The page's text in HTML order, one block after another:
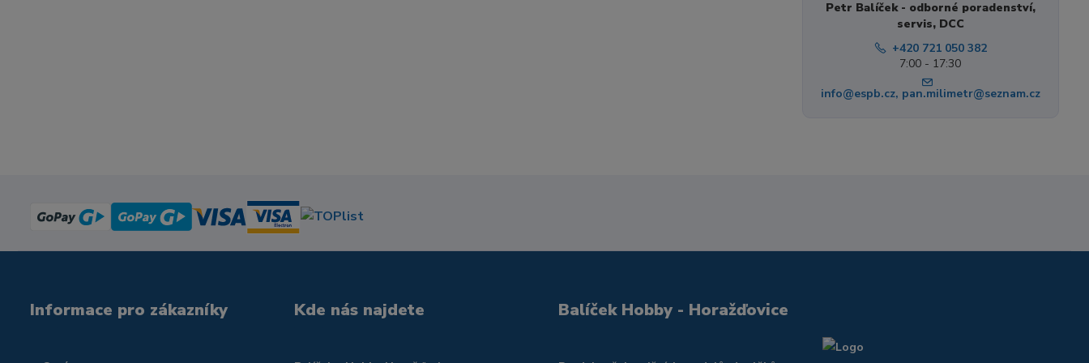
Petr Balíček - odborné poradenství,
servis, DCC
+420 721 050 382
7:00 - 17:30
info@espb.cz, pan.milimetr@seznam.cz
Informace pro zákazníky Kde nás najdete Balíček Hobby - Horažďovice